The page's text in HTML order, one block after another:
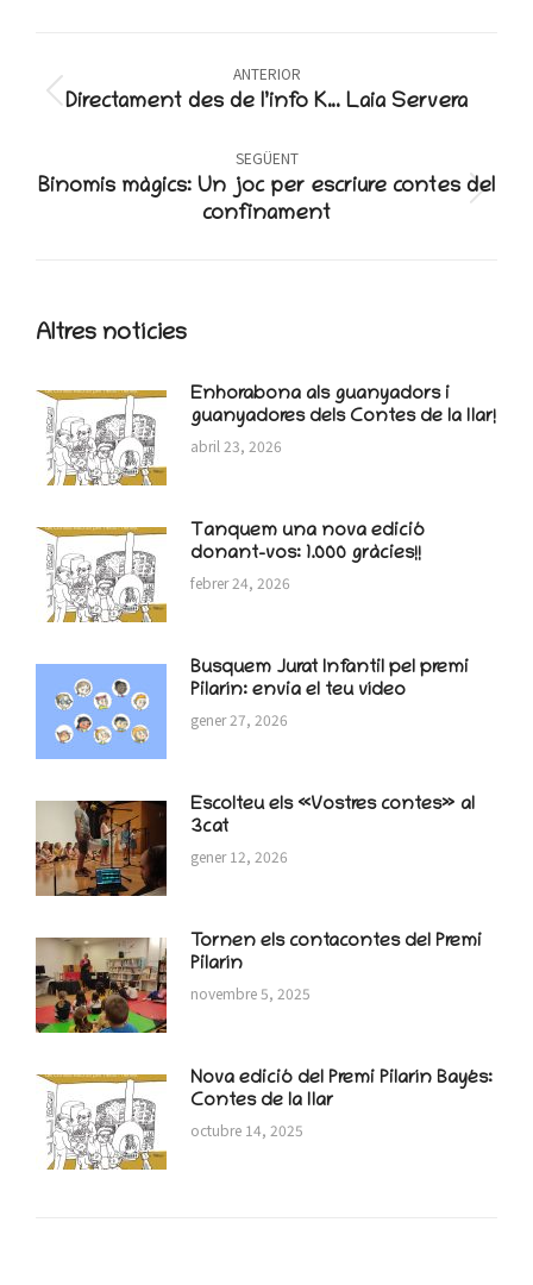
navigation
ANTERIOR
Previous
Directament des de l’info K… Laia Servera
SEGÜENT
Next
Binomis màgics: Un joc per escriure contes del
confinament
Altres notícies
Enhorabona als guanyadors i
guanyadores dels Contes de la llar!
abril 23, 2026
Tanquem una nova edició
donant-vos: 1.000 gràcies!!
febrer 24, 2026
Busquem Jurat Infantil pel premi
Pilarín: envia el teu vídeo
gener 27, 2026
Escolteu els «Vostres contes» al
3cat
gener 12, 2026
Tornen els contacontes del Premi
Pilarín
novembre 5, 2025
Nova edició del Premi Pilarín Bayés:
Contes de la llar
octubre 14, 2025